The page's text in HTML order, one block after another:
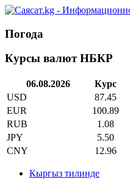
Погода
Курсы валют НБКР
06.08.2026
Курс
USD
87.45
EUR
100.89
RUB
1.08
JPY
5.50
CNY
12.96
Кыргыз тилинде